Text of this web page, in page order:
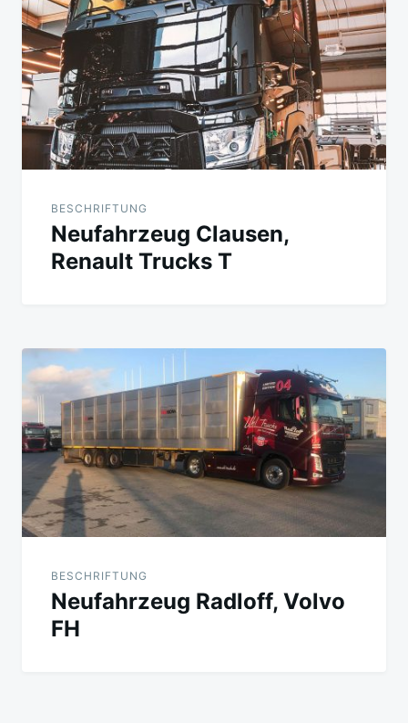
BESCHRIFTUNG
Neufahrzeug Clausen,
Renault Trucks T
BESCHRIFTUNG
Neufahrzeug Radloff, Volvo
FH